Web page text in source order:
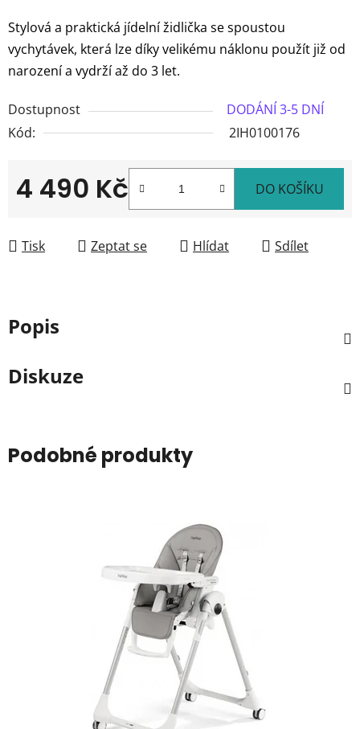
Stylová a praktická jídelní židlička se spoustou
vychytávek, která lze díky velikému náklonu použít již od
narození a vydrží až do 3 let.
Dostupnost
DODÁNÍ 3-5 DNÍ
Kód:
2IH0100176
4 490 Kč DO KOŠÍKU
Tisk Zeptat se Hlídat Sdílet
Popis
Diskuze
Podobné produkty